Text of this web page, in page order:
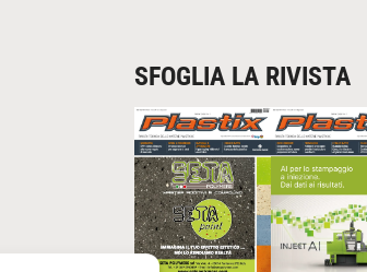
SFOGLIA LA RIVISTA